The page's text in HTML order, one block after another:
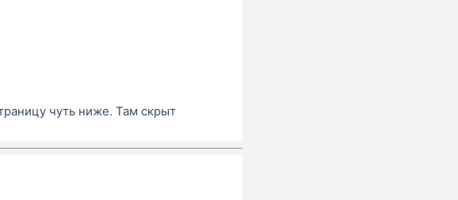
чуть ниже. Там скрыт